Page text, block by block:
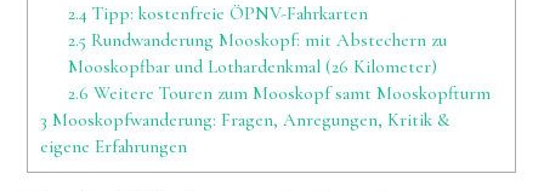
2.4 Tipp: kostenfreie ÖPNV-Fahrkarten
2.5 Rundwanderung Mooskopf: mit Abstechern zu
Mooskopfbar und Lothardenkmal (26 Kilometer)
2.6 Weitere Touren zum Mooskopf samt Mooskopfturm
3 Mooskopfwanderung: Fragen, Anregungen, Kritik &
eigene Erfahrungen